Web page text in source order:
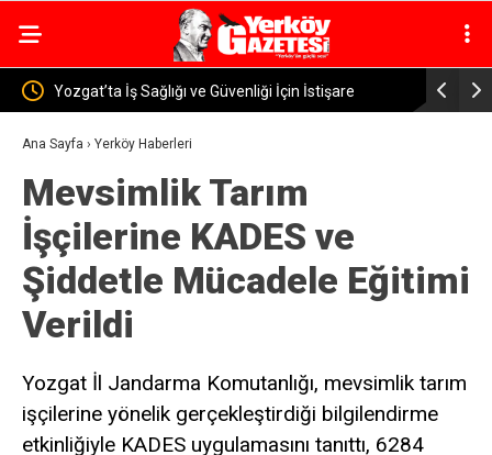
Yozgat’ta Uyuşturucu Operasyonu: 46 Sentetik Hap
Ele Geçirildi
Yozgat
Ana Sayfa › Yerköy Haberleri
Mevsimlik Tarım
İşçilerine KADES ve
Şiddetle Mücadele Eğitimi
Verildi
Yozgat İl Jandarma Komutanlığı, mevsimlik tarım
işçilerine yönelik gerçekleştirdiği bilgilendirme
etkinliğiyle KADES uygulamasını tanıttı, 6284